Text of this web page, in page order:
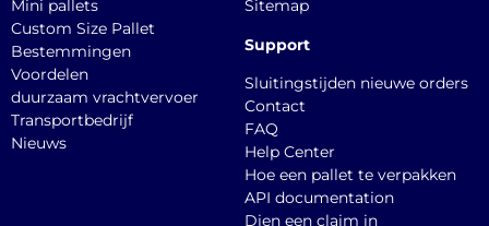
Mini pallets
Custom Size Pallet
Bestemmingen
Voordelen
duurzaam vrachtvervoer
Transportbedrijf
Nieuws
Sitemap
Support
Sluitingstijden nieuwe orders
Contact
FAQ
Help Center
Hoe een pallet te verpakken
API documentation
Dien een claim in